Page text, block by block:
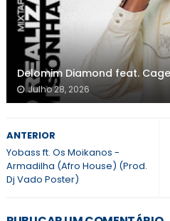
Delomim Diamond feat.
Julho 28, 2026
ANTERIOR
Yobass ft. Os Moikanos -
Armadilha (Afro House) (Prod.
Dj Vado Poster)